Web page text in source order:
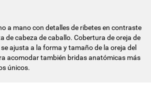
a mano con detalles de ribetes en contraste
de cabeza de caballo. Cobertura de oreja de
ajusta a la forma y tamaño de la oreja del
acomodar también bridas anatómicas más
únicos.